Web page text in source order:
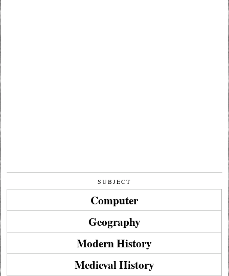
SUBJECT
Computer
Geography
Modern History
Medieval History